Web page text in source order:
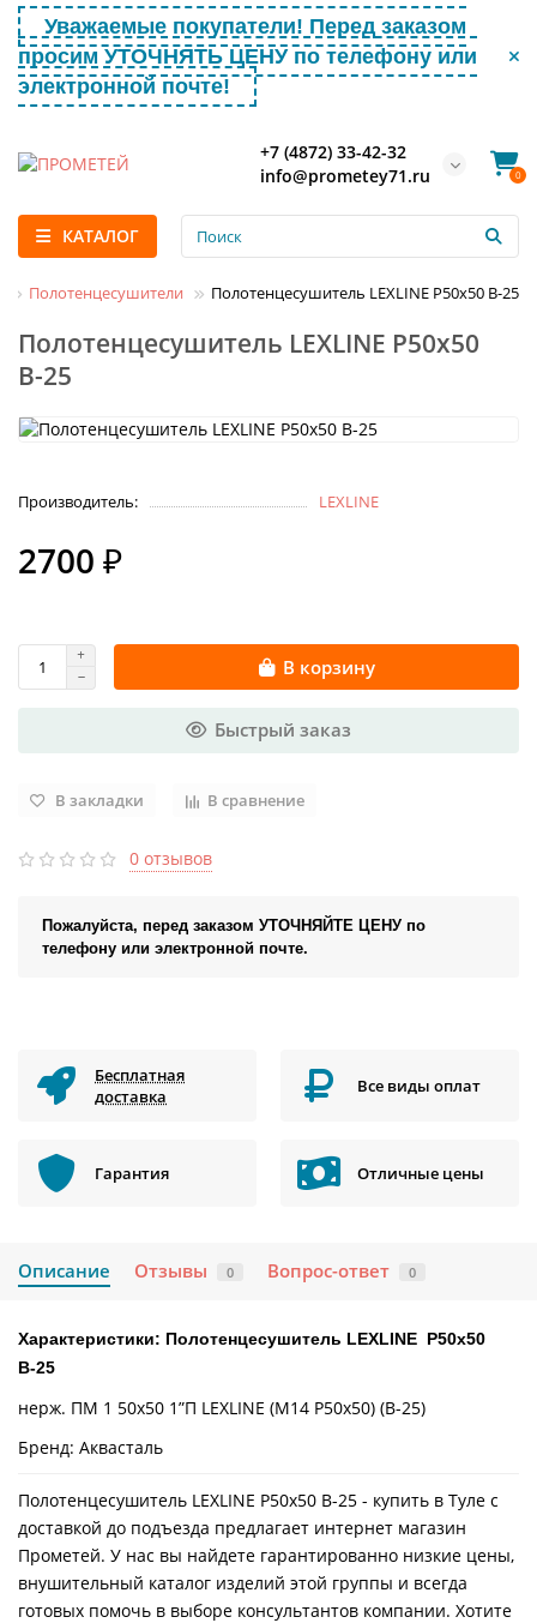
Уважаемые покупатели! Перед заказом
просим УТОЧНЯТЬ ЦЕНУ по телефону или
электронной почте!
+7 (4872) 33-42-32
info@prometey71.ru
0
КАТАЛОГ
Полотенцесушители Полотенцесушитель LEXLINE Р50х50 В-25
Полотенцесушитель LEXLINE Р50х50
В-25
Производитель: LEXLINE
2700 ₽
В корзину
Быстрый заказ
В закладки В сравнение
0 отзывов
Пожалуйста, перед заказом УТОЧНЯЙТЕ ЦЕНУ по
телефону или электронной почте.
Бесплатная
доставка
Все виды оплат
Гарантия Отличные цены
Описание Отзывы 0 Вопрос-ответ 0
Характеристики: Полотенцесушитель LEXLINE Р50х50
В-25
нерж. ПМ 1 50х50 1”П LEXLINE (М14 Р50х50) (В-25)
Бренд: Аквасталь
Полотенцесушитель LEXLINE Р50х50 В-25 - купить в Туле с
доставкой до подъезда предлагает интернет магазин
Прометей. У нас вы найдете гарантированно низкие цены,
внушительный каталог изделий этой группы и всегда
готовых помочь в выборе консультантов компании. Хотите